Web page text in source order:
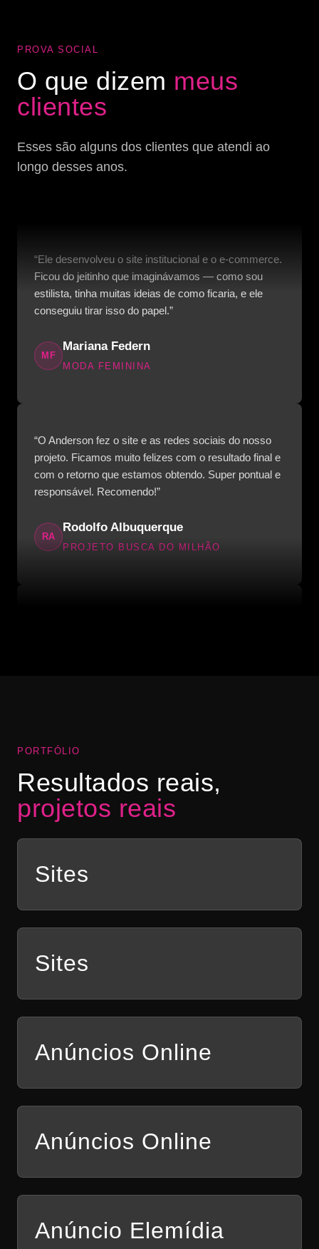
PROVA SOCIAL
O que dizem meus
clientes
Esses são alguns dos clientes que atendi ao
longo desses anos.
“Ele desenvolveu o site institucional e o e-commerce.
Ficou do jeitinho que imaginávamos — como sou
estilista, tinha muitas ideias de como ficaria, e ele
conseguiu tirar isso do papel.”
MF
Mariana Federn
MODA FEMININA
“O Anderson fez o site e as redes sociais do nosso
projeto. Ficamos muito felizes com o resultado final e
com o retorno que estamos obtendo. Super pontual e
responsável. Recomendo!”
RA
Rodolfo Albuquerque
PROJETO BUSCA DO MILHÃO
PORTFÓLIO
Resultados reais,
projetos reais
Sites
Sites
Anúncios Online
Anúncios Online
Anúncio Elemídia